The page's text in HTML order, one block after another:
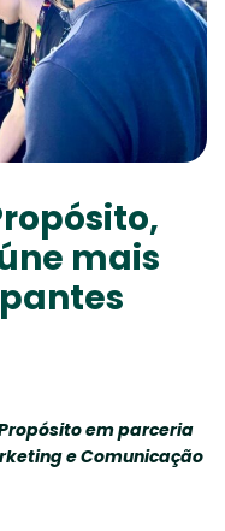
mais
em parceria
e Comunicação